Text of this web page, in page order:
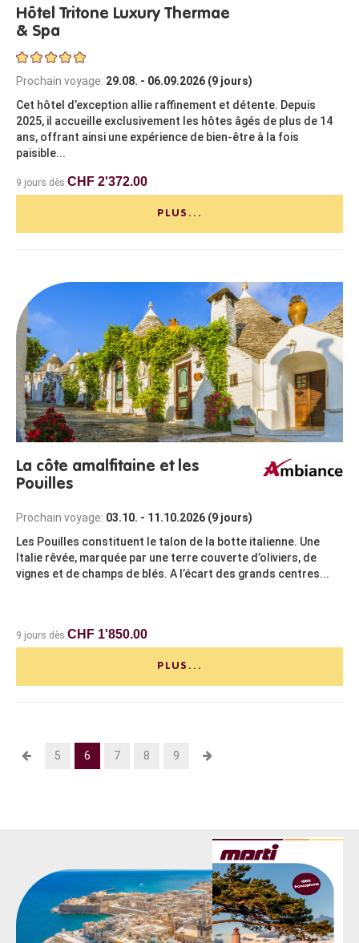
Hôtel Tritone Luxury Thermae
& Spa
Prochain voyage: 29.08. - 06.09.2026 (9 jours)
Cet hôtel d’exception allie raffinement et détente. Depuis
2025, il accueille exclusivement les hôtes âgés de plus de 14
ans, offrant ainsi une expérience de bien-être à la fois
paisible...
9 jours dès CHF 2'372.00
PLUS...
La côte amalfitaine et les
Pouilles
Prochain voyage: 03.10. - 11.10.2026 (9 jours)
Les Pouilles constituent le talon de la botte italienne. Une
Italie rêvée, marquée par une terre couverte d’oliviers, de
vignes et de champs de blés. A l’écart des grands centres...
9 jours dès CHF 1'850.00
PLUS...
5 6 7 8 9